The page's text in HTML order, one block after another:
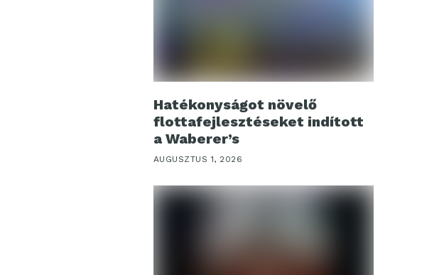
Hatékonyságot növelő
flottafejlesztéseket indított
a Waberer’s
AUGUSZTUS 1, 2026